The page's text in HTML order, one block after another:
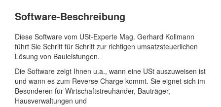
Software-Beschreibung
Diese Software vom USt-Experte Mag. Gerhard Kollmann
führt Sie Schritt für Schritt zur richtigen umsatzsteuerlichen
Lösung von Bauleistungen.
Die Software zeigt Ihnen u.a., wann eine USt auszuweisen ist
und wann es zum Reverse Charge kommt. Sie eignet sich im
Besonderen für Wirtschaftstreuhänder, Bauträger,
Hausverwaltungen und